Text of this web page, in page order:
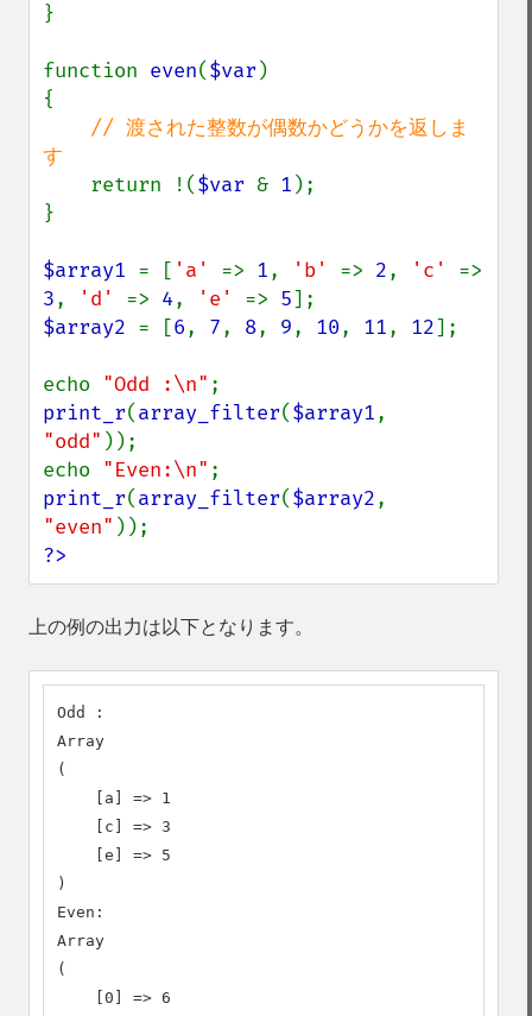
}
function even($var )
{
// 渡された整数が偶数かどうかを返しま
す
return !($var & 1 );
}
$array1 = [ 'a' => 1, 'b' => 2, 'c'
3, 'd' => 4, 'e' => 5
$array2 = [6, 7, 8, 9, 10, 11, 12];
echo "Odd :\n"
print_r(array_filter($array1
"odd" ));
echo "Even:\n"
print_r(array_filter($array2
"even"
?>
上の例の出力は以下となります。
Odd :
Array
(
    [a] => 1
    [c] => 3
    [e] => 5
)
Even:
Array
(
    [0] => 6